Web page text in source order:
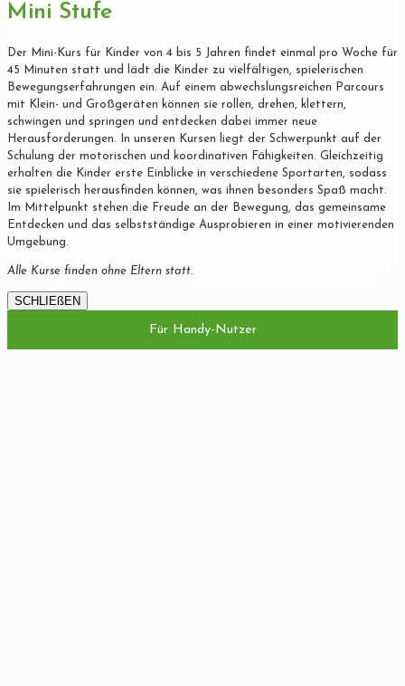
Mini Stufe
Der Mini-Kurs für Kinder von 4 bis 5 Jahren findet einmal pro Woche für
45 Minuten statt und lädt die Kinder zu vielfältigen, spielerischen
Bewegungserfahrungen ein. Auf einem abwechslungsreichen Parcours
mit Klein- und Großgeräten können sie rollen, drehen, klettern,
schwingen und springen und entdecken dabei immer neue
Herausforderungen. In unseren Kursen liegt der Schwerpunkt auf der
Schulung der motorischen und koordinativen Fähigkeiten. Gleichzeitig
erhalten die Kinder erste Einblicke in verschiedene Sportarten, sodass
sie spielerisch herausfinden können, was ihnen besonders Spaß macht.
Im Mittelpunkt stehen die Freude an der Bewegung, das gemeinsame
Entdecken und das selbstständige Ausprobieren in einer motivierenden
Umgebung.
Alle Kurse finden ohne Eltern statt.
SCHLIEßEN
Für Handy-Nutzer